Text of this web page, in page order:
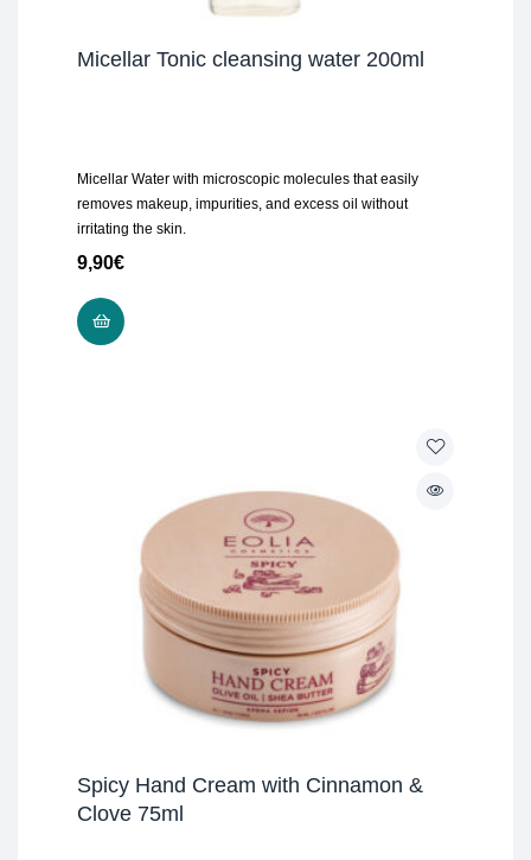
Micellar Tonic cleansing water 200ml
Micellar Water with microscopic molecules that easily
removes makeup, impurities, and excess oil without
irritating the skin.
9,90€
Spicy Hand Cream with Cinnamon &
Clove 75ml